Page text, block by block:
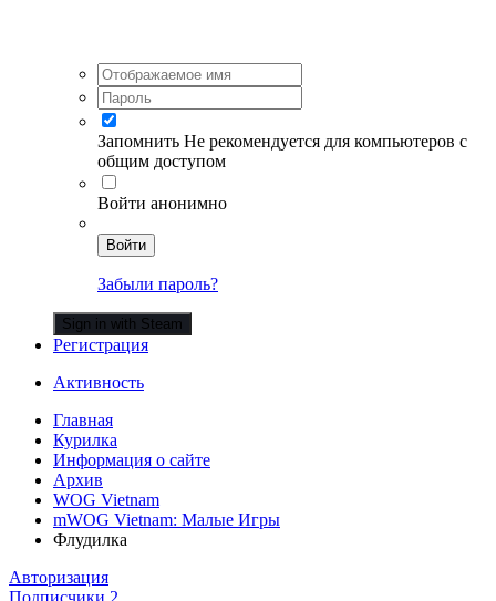
Запомнить Не рекомендуется для компьютеров с
общим доступом
Войти анонимно
Войти
Забыли пароль?
Sign in with Steam
Регистрация
Активность
Главная
Курилка
Информация о сайте
Архив
WOG Vietnam
mWOG Vietnam: Малые Игры
Флудилка
Авторизация
Подписчики 2